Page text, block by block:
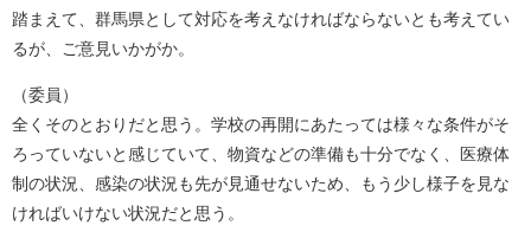
踏まえて、群馬県として対応を考えなければならないとも考えてい
るが、ご意見いかがか。
（委員）
全くそのとおりだと思う。学校の再開にあたっては様々な条件がそ
ろっていないと感じていて、物資などの準備も十分でなく、医療体
制の状況、感染の状況も先が見通せないため、もう少し様子を見な
ければいけない状況だと思う。